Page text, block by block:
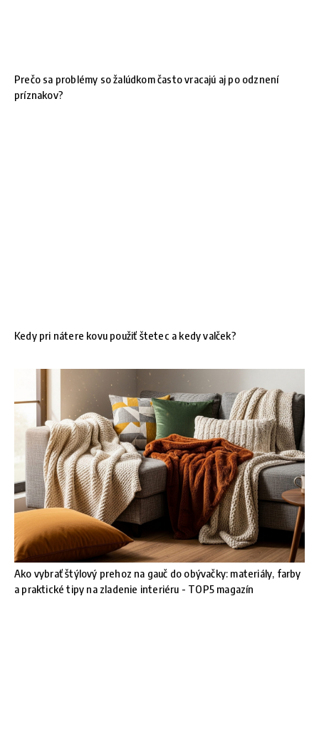
Prečo sa problémy so žalúdkom často vracajú aj po odznení
príznakov?
Kedy pri nátere kovu použiť štetec a kedy valček?
Ako vybrať štýlový prehoz na gauč do obývačky: materiály, farby
a praktické tipy na zladenie interiéru - TOP5 magazín